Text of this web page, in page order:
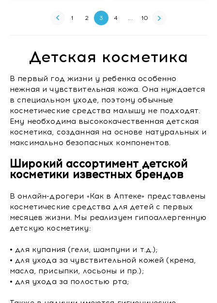
1 2 3 4 ... 10
Детская косметика
В первый год жизни у ребенка особенно
нежная и чувствительная кожа. Она нуждается
в специальном уходе, поэтому обычные
косметические средства малышу не подходят.
Ему необходима высококачественная детская
косметика, созданная на основе натуральных и
максимально безопасных компонентов.
Широкий ассортимент детской
косметики известных брендов
В онлайн-дрогери «Как в Аптеке» представлены
косметические средства для детей с первых
месяцев жизни. Мы реализуем гипоаллергенную
детскую косметику:
• для купания (гели, шампуни и т.д.);
• для ухода за чувствительной кожей (крема,
масла, присыпки, лосьоны и пр.);
• для ухода за полостью рта;